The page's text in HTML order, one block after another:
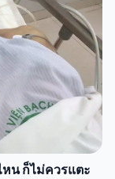
น ก็ไม่ควรแตะ